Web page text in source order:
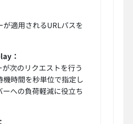
が適用されるURLパスを
：
次のリクエストを行う
機時間を秒単位で指定し
ーへの負荷軽減に役立ち